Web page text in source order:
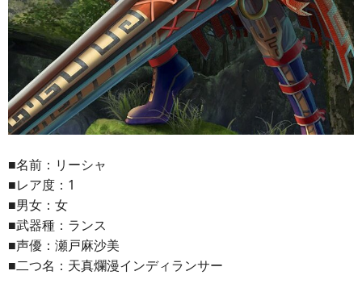
■名前：リーシャ
■レア度：1
■男女：女
■武器種：ランス
■声優：瀬戸麻沙美
■二つ名：天真爛漫インディランサー